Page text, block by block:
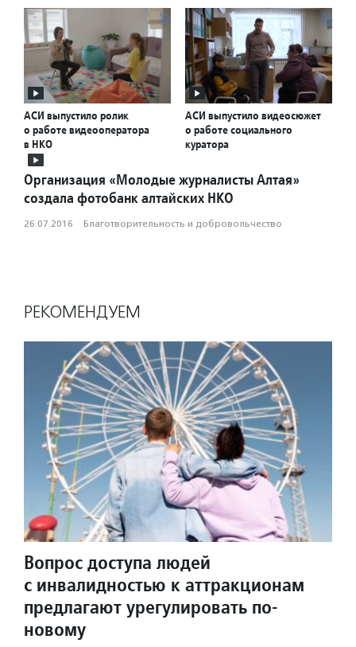
АСИ выпустило ролик
о работе видеооператора
в НКО
АСИ выпустило видеосюжет
о работе социального
куратора
Организация «Молодые журналисты Алтая»
создала фотобанк алтайских НКО
26.07.2016 · Благотвори­тель­ность и доброволь­чест­во
РЕКОМЕНДУЕМ
Вопрос доступа людей
с инвалидностью к аттракционам
предлагают урегулировать по-
новому